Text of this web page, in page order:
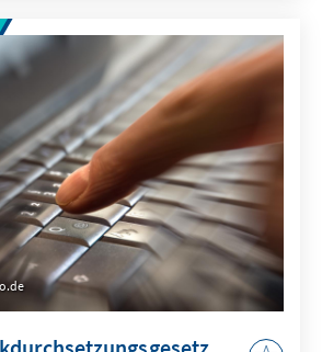
haben sich dieser Fragen